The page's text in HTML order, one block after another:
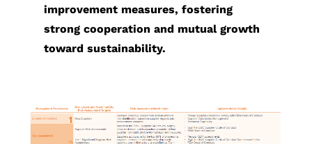
improvement measures, fostering
strong cooperation and mutual growth
toward sustainability.